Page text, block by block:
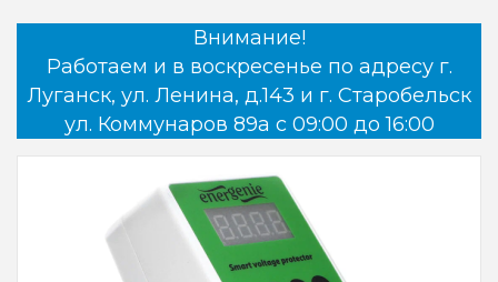
Внимание!
Работаем и в воскресенье по адресу г.
Луганск, ул. Ленина, д.143 и г. Старобельск
ул. Коммунаров 89а с 09:00 до 16:00